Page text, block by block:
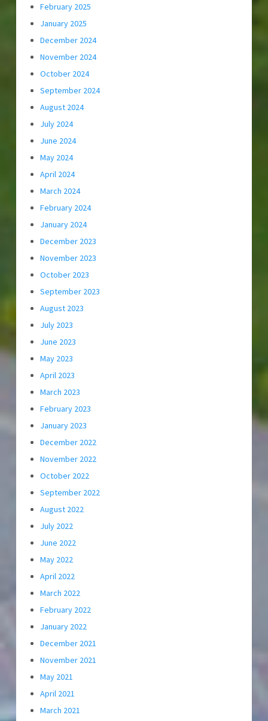
February 2025
January 2025
December 2024
November 2024
October 2024
September 2024
August 2024
July 2024
June 2024
May 2024
April 2024
March 2024
February 2024
January 2024
December 2023
November 2023
October 2023
September 2023
August 2023
July 2023
June 2023
May 2023
April 2023
March 2023
February 2023
January 2023
December 2022
November 2022
October 2022
September 2022
August 2022
July 2022
June 2022
May 2022
April 2022
March 2022
February 2022
January 2022
December 2021
November 2021
May 2021
April 2021
March 2021